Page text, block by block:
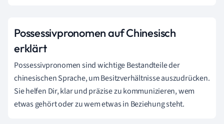
Possessivpronomen auf Chinesisch
erklärt
Possessivpronomen sind wichtige Bestandteile der
chinesischen Sprache, um Besitzverhältnisse auszudrücken.
Sie helfen Dir, klar und präzise zu kommunizieren, wem
etwas gehört oder zu wem etwas in Beziehung steht.